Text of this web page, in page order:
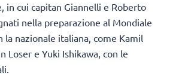
in cui capitan Giannelli e Roberto
nella preparazione al Mondiale
la nazionale italiana, come Kamil
Loser e Yuki Ishikawa, con le